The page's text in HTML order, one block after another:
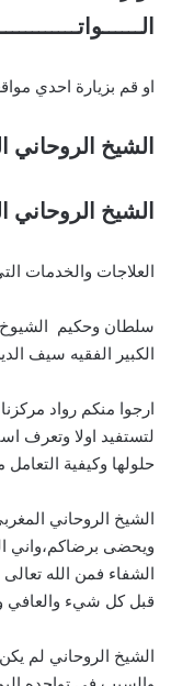
او قم بزيارة احدي
الشيخ
الشيخ
العلاجات والخدمات
سلطان وحكيم الشيوخ
الكبير الفقيه سيف
ارجوا منكم رواد
لتستفيد اولا وتعرف
حلولها وكيفية التعامل
الشيخ الروحاني
ويحضى برضاكم،واني
الشفاء فمن الله
قبل كل شيء والعافي
الشيخ الروحاني لم يكن